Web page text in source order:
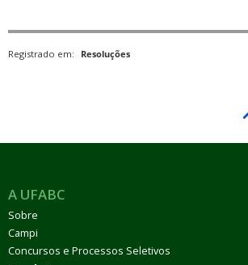
Registrado em: Resoluções
A UFABC
Sobre
Campi
Concursos e Processos Seletivos